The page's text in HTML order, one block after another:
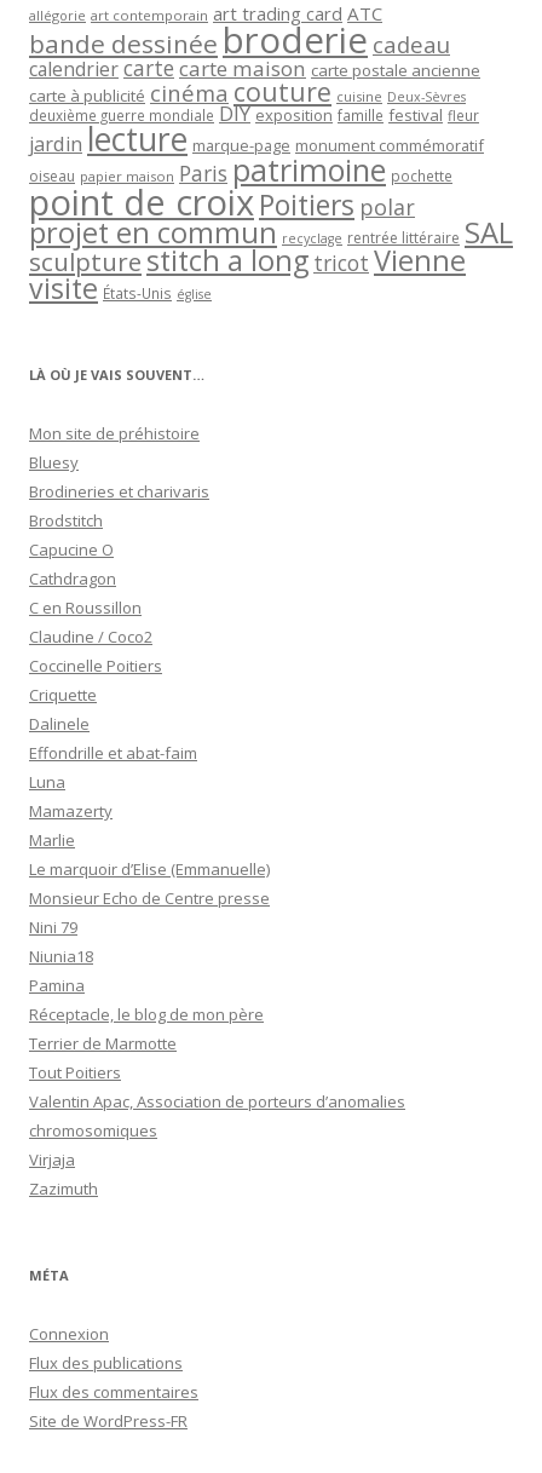
allégorie art contemporain art trading card ATC
bande dessinée broderie cadeau
calendriercartecarte maison carte postale ancienne
carte à publicité cinéma couture cuisine Deux-Sèvres
deuxième guerre mondiale DIY exposition famille festival fleur
jardin lecture marque-page monument commémoratif
oiseau papier maison Paris patrimoine pochette
point de croixPoitiers polar
projet en commun recyclage rentrée littéraire SAL
sculpturestitch a long tricot Vienne
visite États-Unis église
LÀ OÙ JE VAIS SOUVENT…
Mon site de préhistoire
Bluesy
Brodineries et charivaris
Brodstitch
Capucine O
Cathdragon
C en Roussillon
Claudine / Coco2
Coccinelle Poitiers
Criquette
Dalinele
Effondrille et abat-faim
Luna
Mamazerty
Marlie
Le marquoir d’Elise (Emmanuelle)
Monsieur Echo de Centre presse
Nini 79
Niunia18
Pamina
Réceptacle, le blog de mon père
Terrier de Marmotte
Tout Poitiers
Valentin Apac, Association de porteurs d’anomalies
chromosomiques
Virjaja
Zazimuth
MÉTA
Connexion
Flux des publications
Flux des commentaires
Site de WordPress-FR